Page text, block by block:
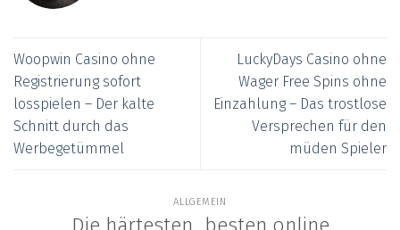
Woopwin Casino ohne
Registrierung sofort
losspielen – Der kalte
Schnitt durch das
Werbegetümmel
LuckyDays Casino ohne
Wager Free Spins ohne
Einzahlung – Das trostlose
Versprechen für den
müden Spieler
ALLGEMEIN
Die härtesten „besten online